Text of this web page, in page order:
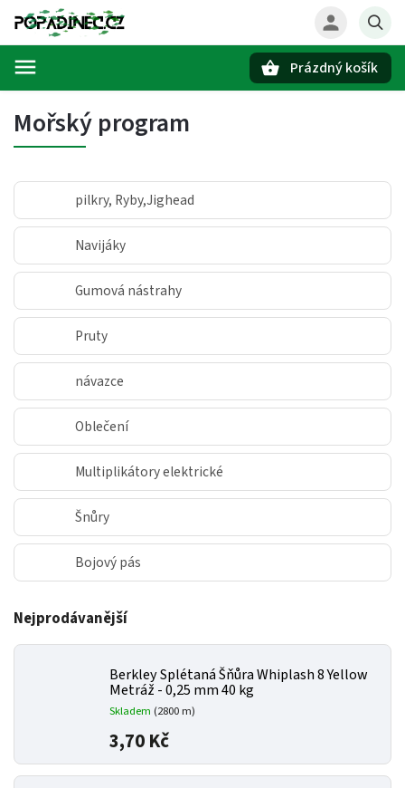
Prázdný košík
Mořský program
pilkry, Ryby,Jighead
Navijáky
Gumová nástrahy
Pruty
návazce
Oblečení
Multiplikátory elektrické
Šnůry
Bojový pás
Nejprodávanější
Berkley Splétaná Šňůra Whiplash 8 Yellow
Metráž - 0,25 mm 40 kg
Skladem (2800 m)
3,70 Kč